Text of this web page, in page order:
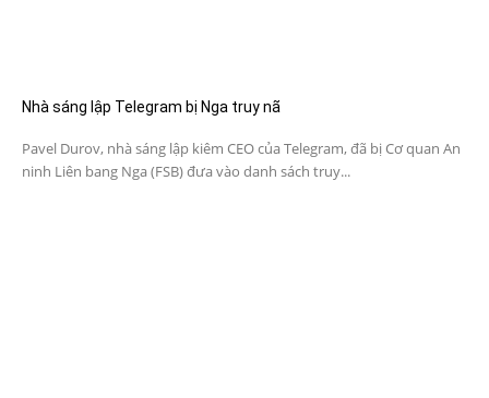
Nhà sáng lập Telegram bị Nga truy nã
Pavel Durov, nhà sáng lập kiêm CEO của Telegram, đã bị Cơ quan An
ninh Liên bang Nga (FSB) đưa vào danh sách truy...